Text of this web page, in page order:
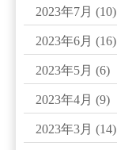
2023年7月 (10)
2023年6月 (16)
2023年5月 (6)
2023年4月 (9)
2023年3月 (14)